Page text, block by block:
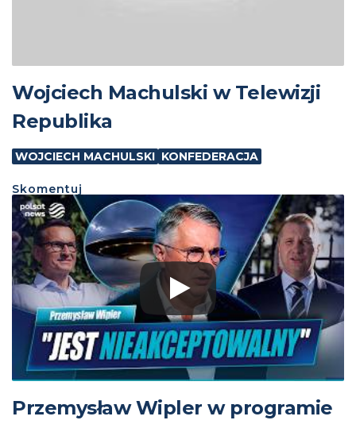
Wojciech Machulski w Telewizji
Republika
WOJCIECH MACHULSKI KONFEDERACJA
Skomentuj
Przemysław Wipler w programie